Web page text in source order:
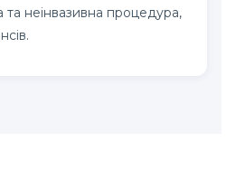
та неінвазивна процедура,